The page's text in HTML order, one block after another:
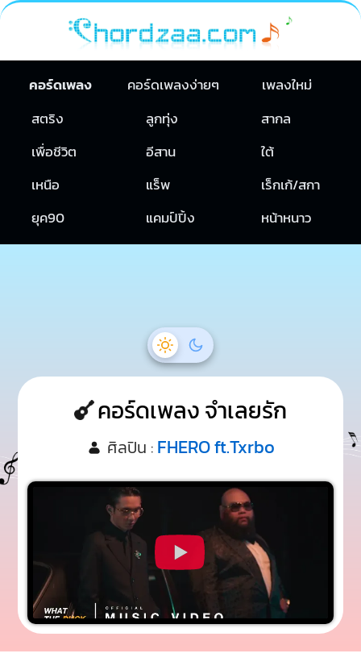
คอร์ดเพลง คอร์ดเพลงง่ายๆ
เพลงใหม่
สตริง
ลูกทุ่ง
สากล
เพื่อชีวิต
อีสาน
ใต้
เหนือ
แร็พ
เร็กเก้/สกา
ยุค90
แคมป์ปิ้ง หน้าหนาว
คอร์ดเพลง จำเลยรัก
ศิลปิน : FHERO ft.Txrbo